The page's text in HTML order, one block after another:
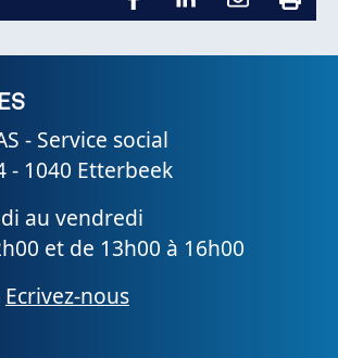
- Service social
- 1040 Etterbeek
au vendredi
et de 13h00 à 16h00
Ecrivez-nous